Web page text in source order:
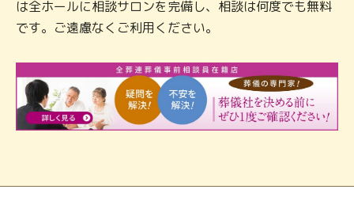
は全ホールに相談サロンを完備し、相談は何度でも無料
です。ご遠慮なくご利用ください。